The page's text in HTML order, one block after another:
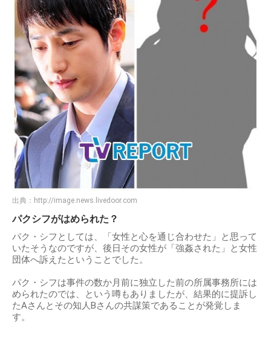
出典： http://image.news.livedoor.com
パクシフがはめられた？
パク・シフとしては、「女性と心を通じ合わせた」と思って
いたそうなのですが、後日その女性が「強姦された」と女性
団体へ訴えたということでした。
パク・シフは事件の数か月前に独立した前の所属事務所には
められたのでは、という噂もありましたが、結果的に提訴し
たAさんとその知人Bさんの共謀策であることが発覚しま
す。